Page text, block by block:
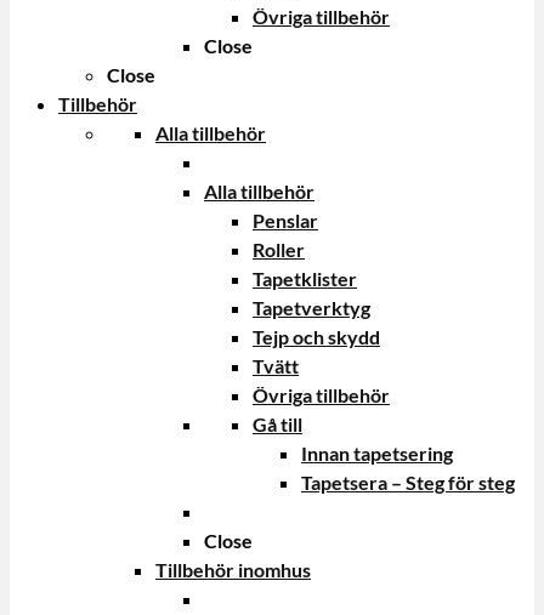
Övriga tillbehör
Close
Close
Tillbehör
Alla tillbehör
Alla tillbehör
Penslar
Roller
Tapetklister
Tapetverktyg
Tejp och skydd
Tvätt
Övriga tillbehör
Gå till
Innan tapetsering
Tapetsera – Steg för steg
Close
Tillbehör inomhus